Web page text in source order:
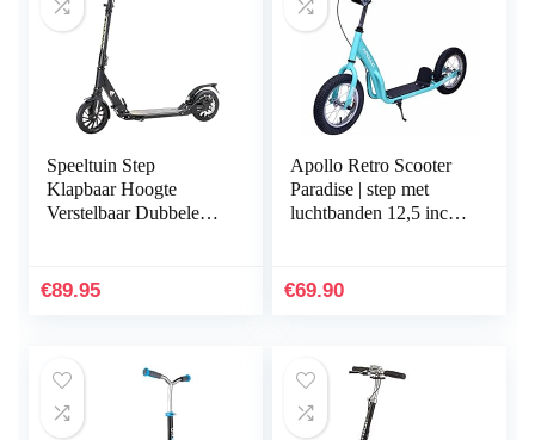
Speeltuin Step
Klapbaar Hoogte
Verstelbaar Dubbele
€89.95
Apollo Retro Scooter
Paradise | step met
luchtbanden 12,5 inch |
Cityroller…
€69.90